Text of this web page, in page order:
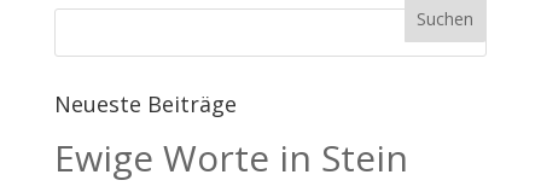
Neueste Beiträge
Ewige Worte in Stein